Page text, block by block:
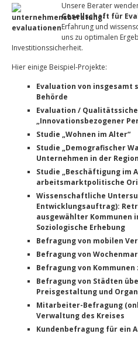
Unsere Berater
Gesellschaft für
Erfahrung und
uns zu optimalen
Investitionssicherheit.
Hier einige Beispiel-Projekte:
Evaluation von insgesamt
Behörde
Evaluation /
„Innovationsbezogener
Studie „Wohnen im Alter“
Studie „Demografischer
Unternehmen in der
Studie „Beschäftigung im
arbeitsmarktpolitische
Wissenschaftliche
Entwicklungsauftrag):
ausgewählter Kommunen
Soziologische Erhebung
Befragung von mobilen
Befragung von
Befragung von
Befragung von Städten
Preisgestaltung und
Mitarbeiter-Befragung
Verwaltung des Kreises
Kundenbefragung für ein